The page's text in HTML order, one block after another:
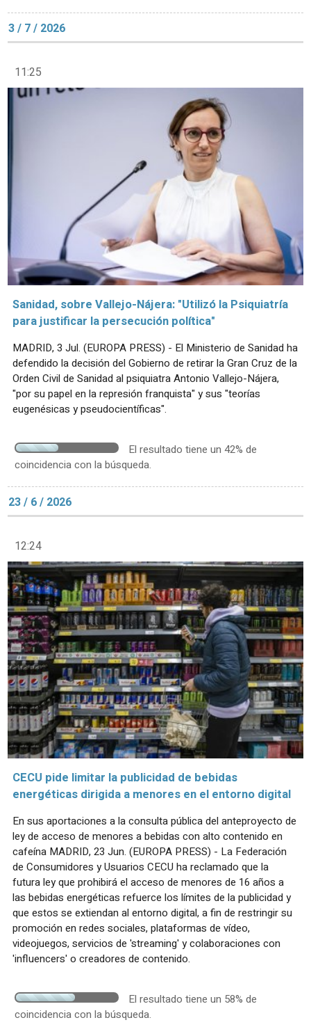
3 / 7 / 2026
11:25
Sanidad, sobre Vallejo-Nájera: "Utilizó la Psiquiatría
para justificar la persecución política"
MADRID, 3 Jul. (EUROPA PRESS) - El Ministerio de Sanidad ha
defendido la decisión del Gobierno de retirar la Gran Cruz de la
Orden Civil de Sanidad al psiquiatra Antonio Vallejo-Nájera,
"por su papel en la represión franquista" y sus "teorías
eugenésicas y pseudocientíficas".
El resultado tiene un 42% de
coincidencia con la búsqueda.
23 / 6 / 2026
12:24
CECU pide limitar la publicidad de bebidas
energéticas dirigida a menores en el entorno digital
En sus aportaciones a la consulta pública del anteproyecto de
ley de acceso de menores a bebidas con alto contenido en
cafeína MADRID, 23 Jun. (EUROPA PRESS) - La Federación
de Consumidores y Usuarios CECU ha reclamado que la
futura ley que prohibirá el acceso de menores de 16 años a
las bebidas energéticas refuerce los límites de la publicidad y
que estos se extiendan al entorno digital, a fin de restringir su
promoción en redes sociales, plataformas de vídeo,
videojuegos, servicios de 'streaming' y colaboraciones con
'influencers' o creadores de contenido.
El resultado tiene un 58% de
coincidencia con la búsqueda.